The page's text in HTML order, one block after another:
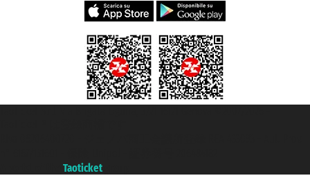
Taoticket